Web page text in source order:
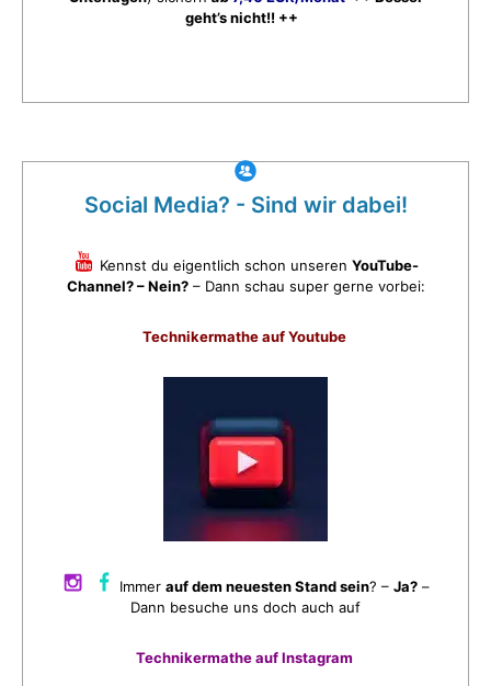
geht’s nicht!! ++
Social Media? - Sind wir dabei!
Kennst du eigentlich schon unseren YouTube-
Channel? – Nein?– Dann schau super gerne vorbei:
Technikermathe auf Youtube
Immerauf dem neuesten Stand sein? –Ja? –
Dann besuche uns doch auch auf
Technikermathe auf Instagram